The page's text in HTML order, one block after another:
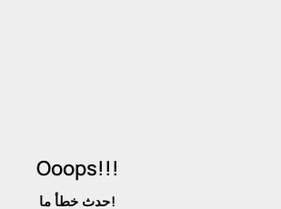
Ooops!!!
حدث خطأ ما!